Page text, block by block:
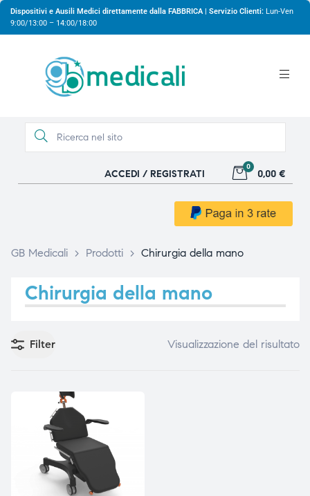
Dispositivi e Ausili Medici direttamente dalla FABBRICA | Servizio Clienti: Lun-Ven
9:00/13:00 – 14:00/18:00
ACCEDI / REGISTRATI
0
0,00 €
GB Medicali > Prodotti > Chirurgia della mano
Chirurgia della mano
Filter Visualizzazione del risultato